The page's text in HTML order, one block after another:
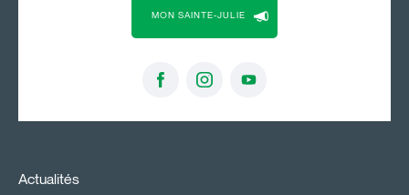
MON SAINTE-JULIE
Actualités